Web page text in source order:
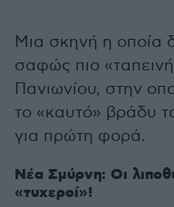
Μια σκηνή η οποία
σαφώς πιο
Πανιωνίου, στην
το «καυτό» βράδυ
για πρώτη φορά.
Νέα Σμύρνη: Οι
«τυχεροί»!